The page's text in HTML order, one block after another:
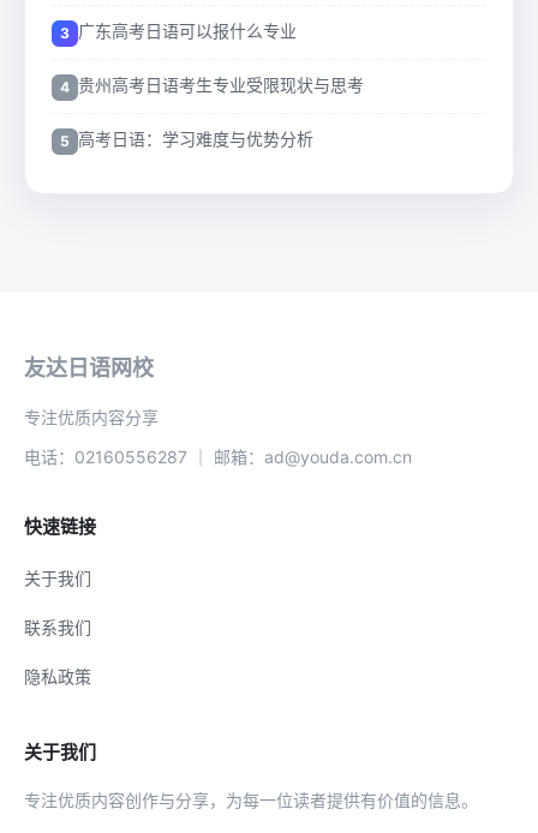
广东高考日语可以报什么专业
贵州高考日语考生专业受限现状与思考
高考日语：学习难度与优势分析
友达日语网校
专注优质内容分享
电话：02160556287 ｜ 邮箱：ad@youda.com.cn
快速链接
关于我们
联系我们
隐私政策
关于我们
专注优质内容创作与分享，为每一位读者提供有价值的信息。